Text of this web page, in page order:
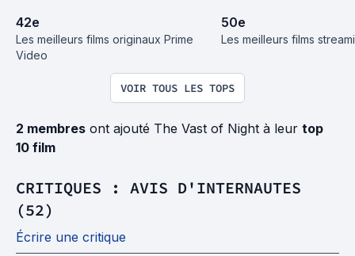
42e
Les meilleurs films originaux Prime
Video
50e
Les meilleurs films
VOIR TOUS LES TOPS
2 membres ont ajouté The Vast of Night à leur top
10 film
CRITIQUES : AVIS D'INTERNAUTES
(52)
Écrire une critique